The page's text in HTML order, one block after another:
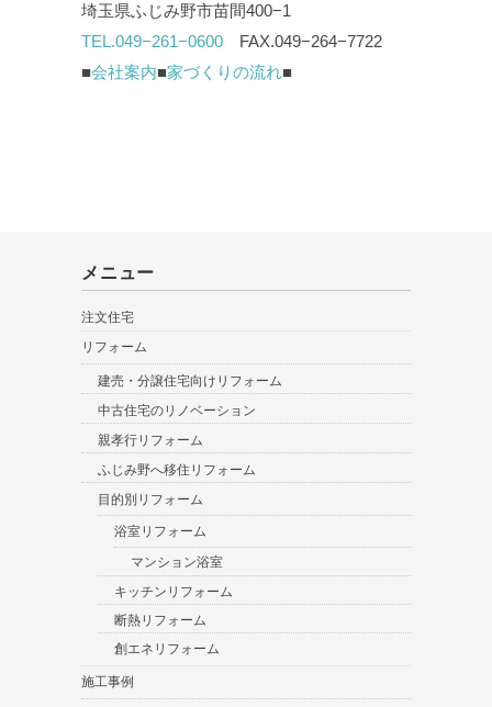
埼玉県ふじみ野市苗間400−1
TEL.049−261−0600 FAX.049−264−7722
■会社案内■家づくりの流れ■
メニュー
注文住宅
リフォーム
建売・分譲住宅向けリフォーム
中古住宅のリノベーション
親孝行リフォーム
ふじみ野へ移住リフォーム
目的別リフォーム
浴室リフォーム
マンション浴室
キッチンリフォーム
断熱リフォーム
創エネリフォーム
施工事例